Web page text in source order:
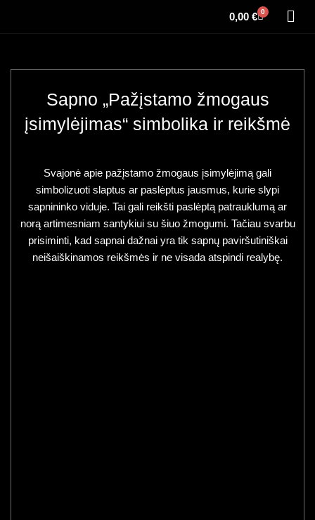
0,00 € 0
Sapno „Pažįstamo žmogaus
įsimylėjimas“ simbolika ir reikšmė
Svajonė apie pažįstamo žmogaus įsimylėjimą gali
simbolizuoti slaptus ar paslėptus jausmus, kurie slypi
sapnininko viduje. Tai gali reikšti paslėptą patrauklumą ar
norą artimesniam santykiui su šiuo žmogumi. Tačiau svarbu
prisiminti, kad sapnai dažnai yra tik sapnų paviršutiniškai
neišaiškinamos reikšmės ir ne visada atspindi realybę.